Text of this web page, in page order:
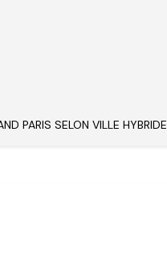
PARIS SELON VILLE HYBRIDE